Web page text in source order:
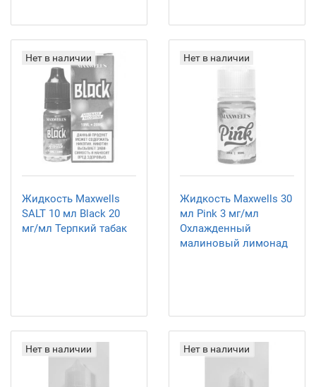
Нет в наличии
Жидкость Maxwells
SALT 10 мл Black 20
мг/мл Терпкий табак
Нет в наличии
Жидкость Maxwells 30
мл Pink 3 мг/мл
Охлажденный
малиновый лимонад
Нет в наличии Нет в наличии